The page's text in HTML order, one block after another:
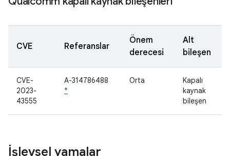
CVE Referanslar
Önem
derecesi
Alt
bileşen
CVE-
2023-
43555
A-314786488
*
Orta
Kapalı
kaynak
bileşen
İşlevsel yamalar